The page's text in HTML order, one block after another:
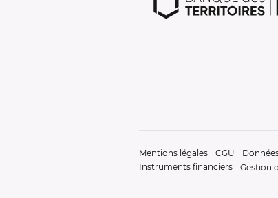
Mentions légales CGU
Instruments financiers
Gestion